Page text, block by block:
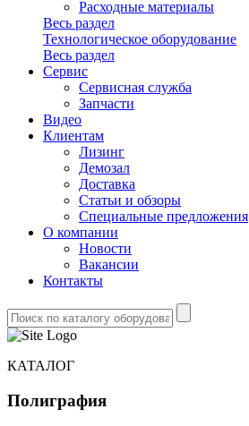
Расходные материалы
Весь раздел
Технологическое оборудование
Весь раздел
Сервис
Сервисная служба
Запчасти
Видео
Клиентам
Лизинг
Демозал
Доставка
Статьи и обзоры
Специальные предложения
О компании
Новости
Вакансии
Контакты
КАТАЛОГ
Полиграфия